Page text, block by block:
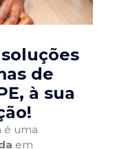
de
, à sua
é uma
em